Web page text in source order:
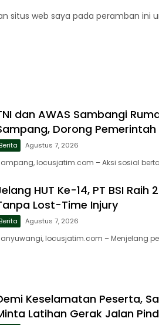
situs web saya pada peramban ini
dan AWAS Sambangi
Dorong Pemerintah
Berita Agustus 7, 2026
locusjatim.com – Aksi sosial
HUT Ke-14, PT BSI
Lost-Time Injury
Berita Agustus 7, 2026
locusjatim.com – Menjelang
Keselamatan Peserta,
Latihan Gerak Jalan